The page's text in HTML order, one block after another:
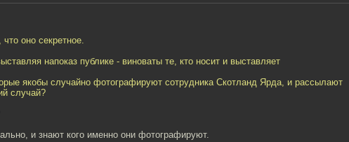
оно секретное.
напоказ публике - виноваты те, кто носит и выставляет
якобы случайно фотографируют сотрудника Скотланд Ярда, и рассылают
случай?
и знают кого именно они фотографируют.